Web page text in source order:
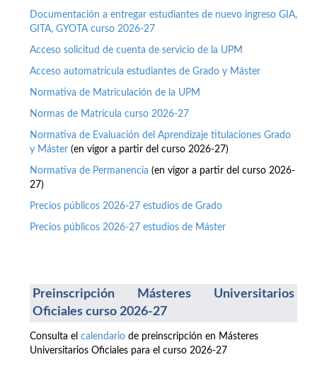
Documentación a entregar estudiantes de nuevo ingreso GIA,
GITA, GYOTA curso 2026-27
Acceso solicitud de cuenta de servicio de la UPM
Acceso automatrícula estudiantes de Grado y Máster
Normativa de Matriculación de la UPM
Normas de Matrícula curso 2026-27
Normativa de Evaluación del Aprendizaje titulaciones Grado
y Máster (en vigor a partir del curso 2026-27)
Normativa de Permanencia (en vigor a partir del curso 2026-
27)
Precios públicos 2026-27 estudios de Grado
Precios públicos 2026-27 estudios de Máster
Preinscripción Másteres Universitarios
Oficiales curso 2026-27
Consulta el calendario de preinscripción en Másteres
Universitarios Oficiales para el curso 2026-27